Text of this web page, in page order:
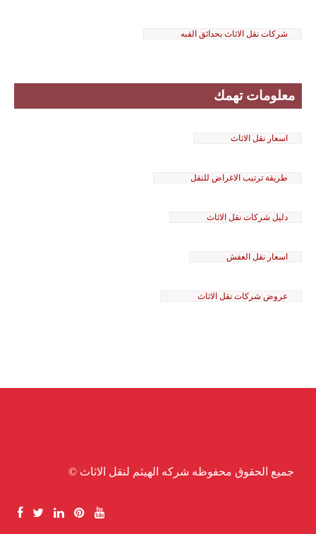
شركات نقل الاثاث بحدائق القبه
معلومات تهمك
اسعار نقل الاثاث
طريقة ترتيب الاغراض للنقل
دليل شركات نقل الاثاث
اسعار نقل العفش
عروض شركات نقل الاثاث
© جميع الحقوق محفوظه شركه الهيثم لنقل الاثاث